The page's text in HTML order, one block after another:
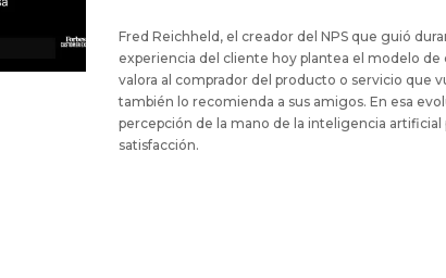
Fred Reichheld, el creador del NPS que guió
experiencia del cliente hoy plantea el modelo
valora al comprador del producto o servicio que
también lo recomienda a sus amigos. En esa
percepción de la mano de la inteligencia artificial
satisfacción.